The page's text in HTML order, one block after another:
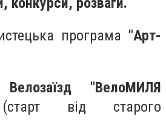
програма "Арт-
Велозаїзд "ВелоМИЛЯ
від старого